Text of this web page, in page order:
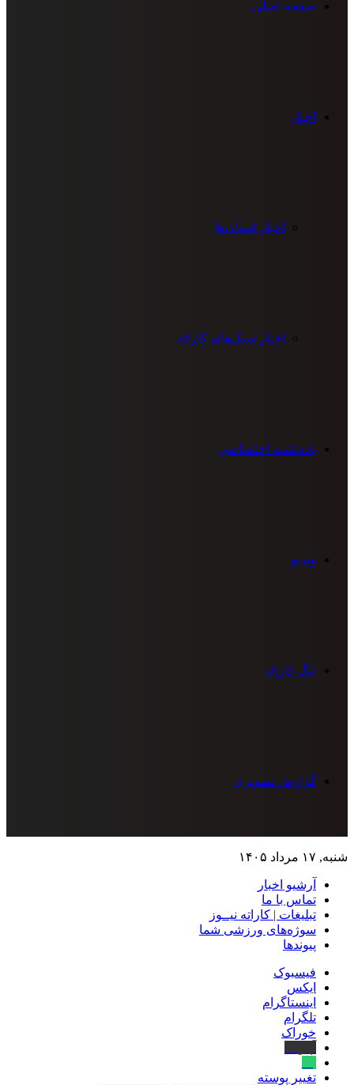
صفحه اصلی
اخبار
اخبار استان‌ها
اخبار سبک‌های کاراته
یادداشت اختصاصی
ویدیو
لیگ کاراته
گزارش تصویری
شنبه, ۱۷ مرداد ۱۴۰۵
آرشیو اخبار
تماس‌ با‌ ما
تبلیغات | کاراته نیــوز
سوژه‌های ورزشی شما
پیوندها
فیسبوک
ایکس
اینستاگرام
تلگرام
خوراک
تغییر پوسته